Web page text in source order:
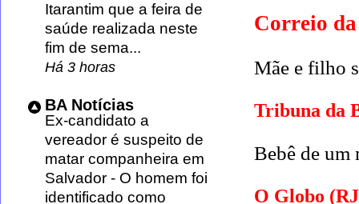
Correio
Mãe e filho
Tribuna da
Bebê de um
O Globo
Itarantim que a feira de
saúde realizada neste
fim de sema...
Há 3 horas
BA Notícias
Ex-candidato a
vereador é suspeito de
matar companheira em
Salvador - O homem foi
identificado como